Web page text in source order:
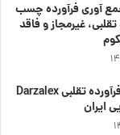
آوری فرآورده چسب
غیرمجاز و فاقد
اعلام وجود فرآورده تقلبی Darzalex
ایران